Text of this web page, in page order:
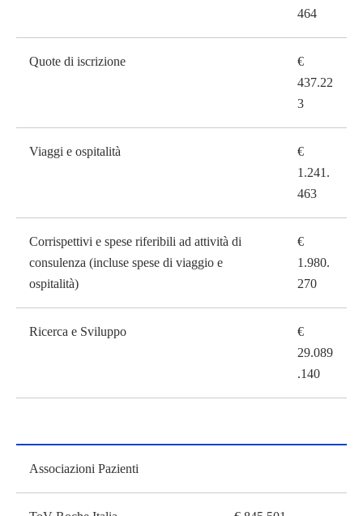
464
Quote di iscrizione
€
437.22
3
Viaggi e ospitalità
€
1.241.
463
Corrispettivi e spese riferibili ad attività di
consulenza (incluse spese di viaggio e
ospitalità)
€
1.980.
270
Ricerca e Sviluppo
€
29.089
.140
Associazioni Pazienti